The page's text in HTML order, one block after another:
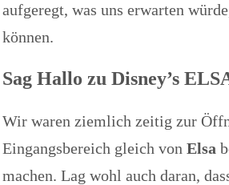
aufgeregt, was uns erwarten
können.
Sag Hallo zu Disney’s
Wir waren ziemlich zeitig zur
Eingangsbereich gleich von Elsa
machen. Lag wohl auch daran,